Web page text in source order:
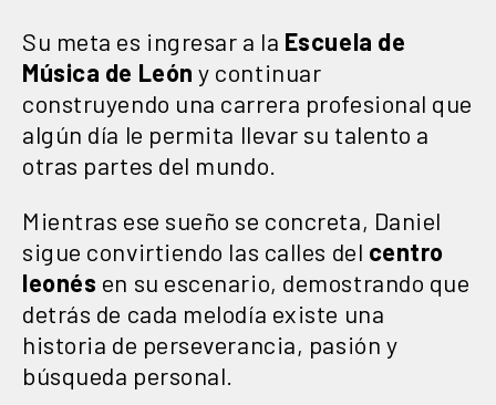
Su meta es ingresar a la Escuela de
Música de León y continuar
construyendo una carrera profesional que
algún día le permita llevar su talento a
otras partes del mundo.
Mientras ese sueño se concreta, Daniel
sigue convirtiendo las calles del centro
leonés en su escenario, demostrando que
detrás de cada melodía existe una
historia de perseverancia, pasión y
búsqueda personal.